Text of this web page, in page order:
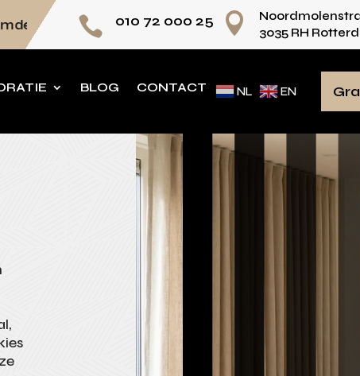
op maat Persoonlijk advies voor iedere
 010 72 000 25 
3035 RH
BLOG CONTACT NL EN